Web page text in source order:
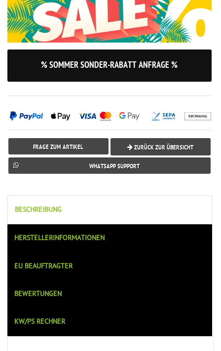
% SOMMER SONDER-RABATT ANFRAGE %
FRAGE ZUM ARTIKEL ZURÜCK ZUR ÜBERSICHT
WHATSAPP SUPPORT
BESCHREIBUNG
HERSTELLERINFORMATIONEN
EU BEAUFTRAGTER
BEWERTUNGEN
KW/PS RECHNER